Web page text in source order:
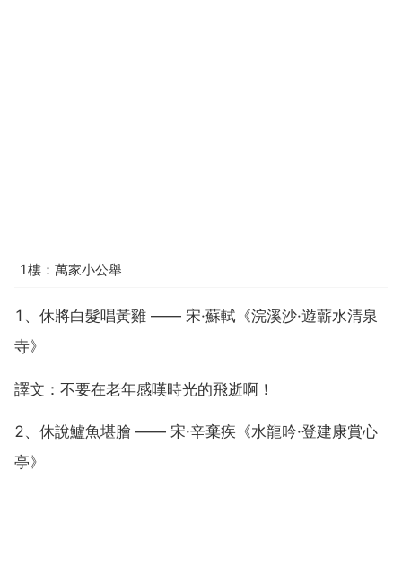
1樓：萬家小公舉
1、休將白髮唱黃雞 —— 宋·蘇軾《浣溪沙·遊蘄水清泉
寺》
譯文：不要在老年感嘆時光的飛逝啊！
2、休說鱸魚堪膾 —— 宋·辛棄疾《水龍吟·登建康賞心
亭》